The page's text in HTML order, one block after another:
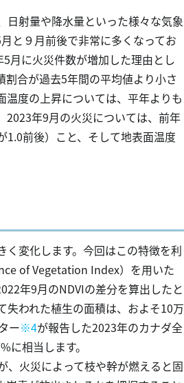
日射量や降水量といった様々な気象
と９月前後で非常に多くなってお
月に火災件数が増加した理由とし
合が過去5年間の平均値より小さ
温度の上昇については、平年よりも
2023年9月の火災については、前年
1.0前後）こと、そして地表面温度
変化します。今回はこの特徴を利
of Vegetation Index）を用いた
年9月のNDVIの差分を算出したと
失われた植生の面積は、およそ10万
ー※4が報告した2023年のカナダ全
に相当します。
、火災によって枝や幹が燃えると固